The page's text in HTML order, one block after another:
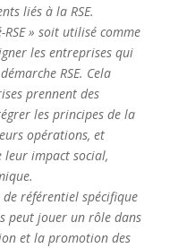
liés à la RSE.
» soit utilisé comme
les entreprises qui
RSE. Cela
prennent des
les principes de la
opérations, et
leur impact social,
de référentiel spécifique
peut jouer un rôle dans
et la promotion des